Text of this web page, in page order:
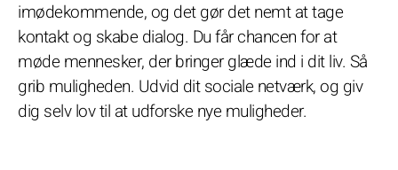
imødekommende, og det gør det nemt at tage
kontakt og skabe dialog. Du får chancen for at
møde mennesker, der bringer glæde ind i dit liv. Så
grib muligheden. Udvid dit sociale netværk, og giv
dig selv lov til at udforske nye muligheder.